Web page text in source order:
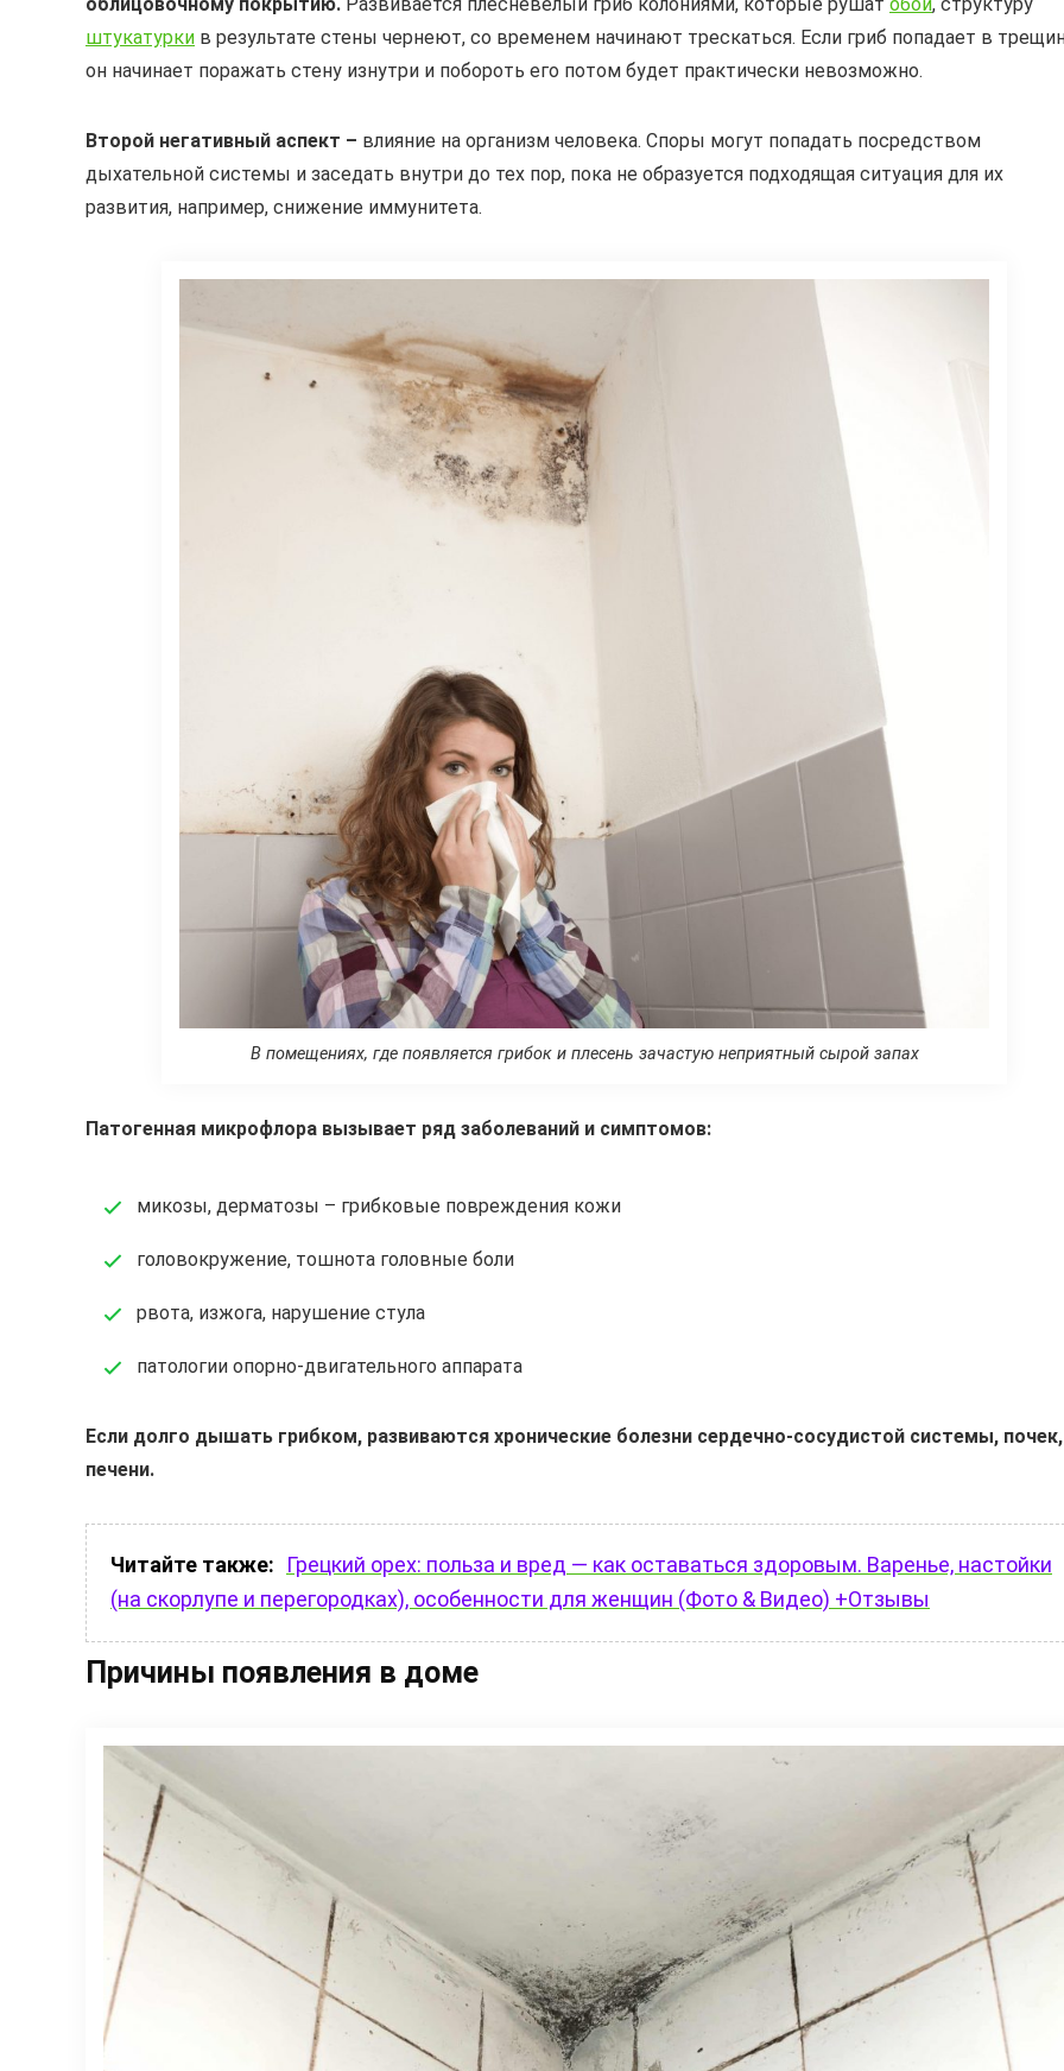
штукатурки в результате стены чернеют, со временем начинают трескаться. Если гриб попадает в
он начинает поражать стену изнутри и побороть его потом будет практически невозможно.
Второй негативный аспект – влияние на организм человека. Споры могут попадать посредством
дыхательной системы и заседать внутри до тех пор, пока не образуется подходящая ситуация для их
развития, например, снижение иммунитета.
В помещениях, где появляется грибок и плесень зачастую неприятный сырой запах
Патогенная микрофлора вызывает ряд заболеваний и симптомов:
микозы, дерматозы – грибковые повреждения кожи
головокружение, тошнота головные боли
рвота, изжога, нарушение стула
патологии опорно-двигательного аппарата
Если долго дышать грибком, развиваются хронические болезни сердечно-сосудистой системы, почек,
печени.
Читайте также:
Грецкий орех: польза и вред — как оставаться здоровым. Варенье, настойки
(на скорлупе и перегородках), особенности для женщин (Фото & Видео) +Отзывы
Причины появления в доме